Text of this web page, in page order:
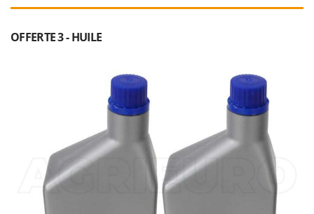
Santos
Sbaraglia
Simatech
Sirman
Skil
Smartwood
OFFERTE 3 - HUILE